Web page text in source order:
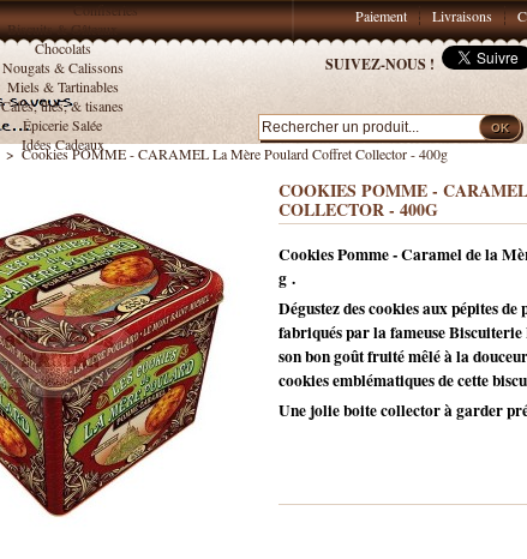
Paiement Livraisons
SUIVEZ-NOUS !
Confiseries
Biscuits & Gâteaux
Chocolats
Nougats & Calissons
Miels & Tartinables
Cafés, thés, & tisanes
Épicerie Salée
Idées Cadeaux
> Cookies POMME - CARAMEL La Mère Poulard Coffret Collector - 400g
COOKIES POMME -
COLLECTOR - 400G
Cookies Pomme - Caramel de la
g .
Dégustez des cookies aux pépites
fabriqués par la fameuse
son bon goût fruité mêlé à la
cookies emblématiques de cette
Une jolie boite collector à garder